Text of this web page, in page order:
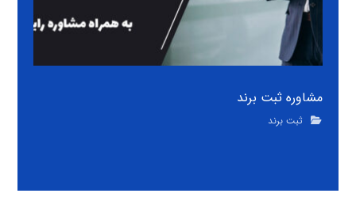
مشاوره ثبت برند
ثبت برند